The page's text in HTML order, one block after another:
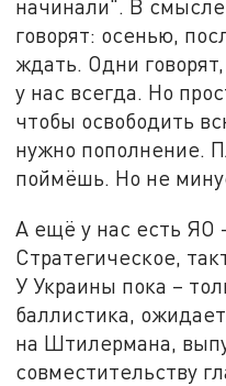
начинали". В
говорят: осенью,
ждать. Одни
у нас всегда. Но
чтобы освободить
нужно пополнение.
поймёшь. Но не
А ещё у нас есть ЯО
Стратегическое,
У Украины пока –
баллистика,
на Штилермана,
совместительству